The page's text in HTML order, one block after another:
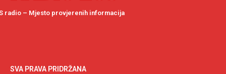
radio – Mjesto provjerenih informacija
SVA PRAVA PRIDRŽANA